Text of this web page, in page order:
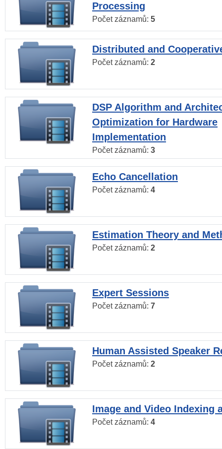
Processing
Počet záznamů: 5
Distributed and
Počet záznamů: 2
DSP Algorithm and
Optimization for Hardware
Implementation
Počet záznamů: 3
Echo Cancellation
Počet záznamů: 4
Estimation Theory and
Počet záznamů: 2
Expert Sessions
Počet záznamů: 7
Human Assisted Speaker
Počet záznamů: 2
Image and Video Indexing
Počet záznamů: 4